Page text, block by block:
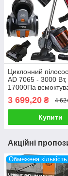
Циклонний
AD 7065 - 3000 Вт,
17000Па
1,6л контейнер,
3 699,20 ₴ 4
Купити
Акційні
Обмежена